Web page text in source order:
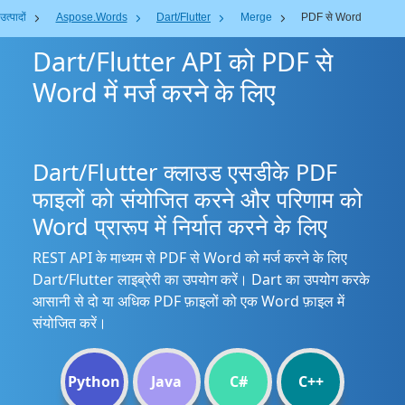
उत्पादों Aspose.Words Dart/Flutter Merge PDF से Word
Dart/Flutter API को PDF से
Word में मर्ज करने के लिए
Dart/Flutter क्लाउड एसडीके PDF
फाइलों को संयोजित करने और परिणाम को
Word प्रारूप में निर्यात करने के लिए
REST API के माध्यम से PDF से Word को मर्ज करने के लिए
Dart/Flutter लाइब्रेरी का उपयोग करें। Dart का उपयोग करके
आसानी से दो या अधिक PDF फ़ाइलों को एक Word फ़ाइल में
संयोजित करें।
Python Java C# C++